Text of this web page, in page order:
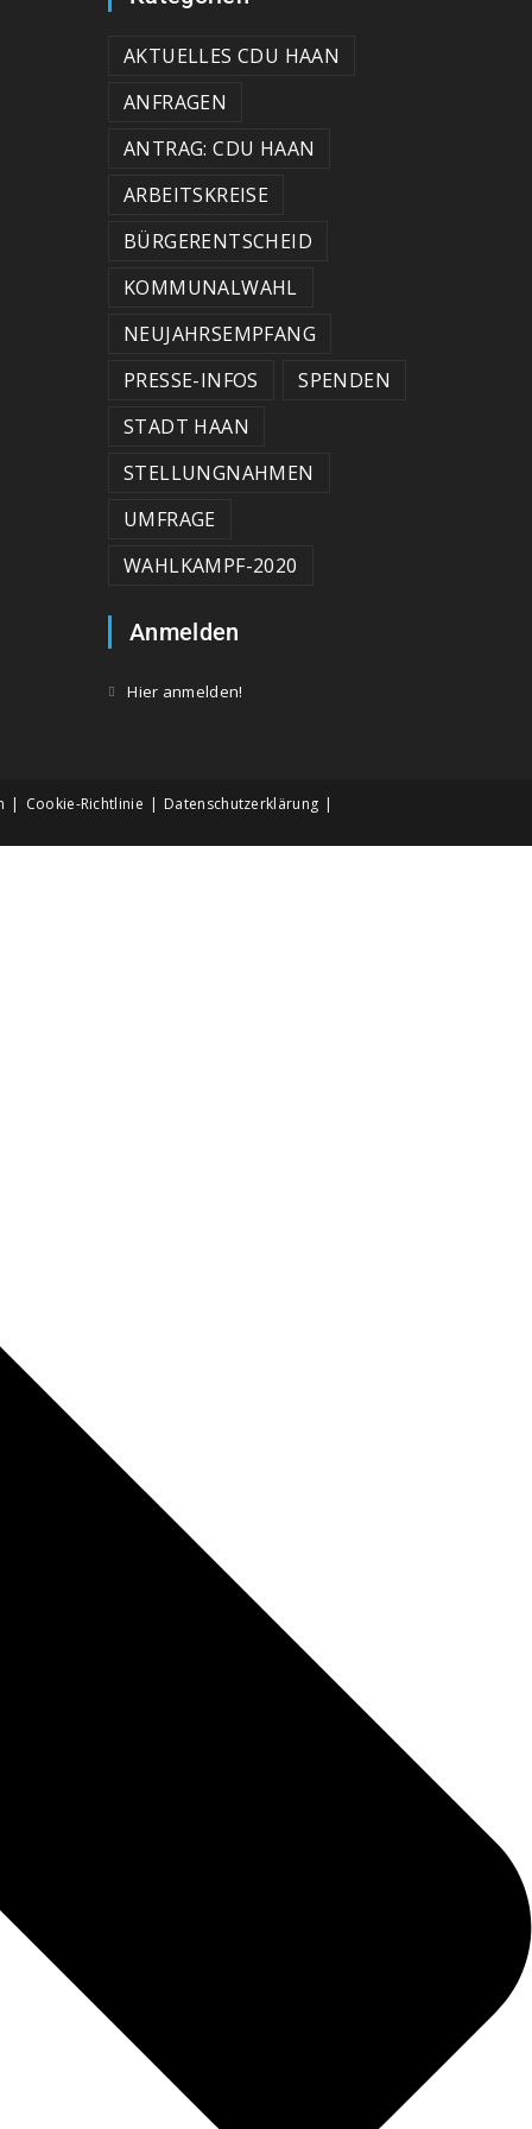
AKTUELLES CDU HAAN
ANFRAGEN
ANTRAG: CDU HAAN
ARBEITSKREISE
BÜRGERENTSCHEID
KOMMUNALWAHL
NEUJAHRSEMPFANG
PRESSE-INFOS
SPENDEN
STADT HAAN
STELLUNGNAHMEN
UMFRAGE
WAHLKAMPF-2020
Anmelden
Hier anmelden!
Cookie-Richtlinie Datenschutzerklärung